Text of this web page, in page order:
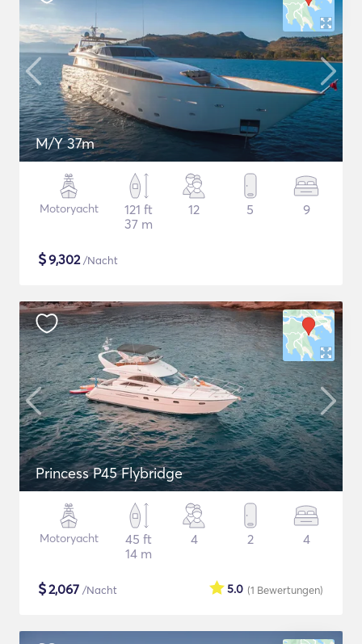
M/Y 37m
Motoryacht
121 ft
37 m
12 5 9
$9,302/Nacht
Princess P45 Flybridge
Motoryacht
45 ft
14 m
4 2 4
$2,067 /Nacht (1 Bewertungen)
5.0